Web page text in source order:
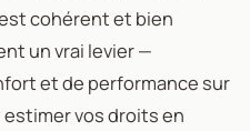
cohérent et bien
un vrai levier —
et de performance sur
estimer vos droits en